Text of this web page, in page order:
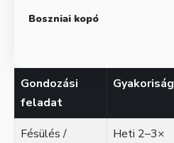
Boszniai kopó
Gondozási
feladat
Gyakoriság
Fésülés /
Heti 2–3×